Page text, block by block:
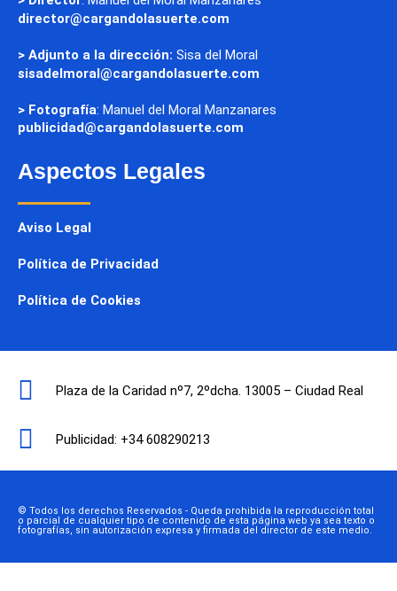
director@cargandolasuerte.com
> Adjunto a la dirección: Sisa del Moral
sisadelmoral@cargandolasuerte.com
> Fotografía: Manuel del Moral Manzanares
publicidad@cargandolasuerte.com
Aspectos Legales
Aviso Legal
Política de Privacidad
Política de Cookies
Plaza de la Caridad nº7, 2ºdcha. 13005 – Ciudad Real
Publicidad: +34 608290213
© Todos los derechos Reservados - Queda prohibida la reproducción total
o parcial de cualquier tipo de contenido de esta página web ya sea texto o
fotografías, sin autorización expresa y firmada del director de este medio.